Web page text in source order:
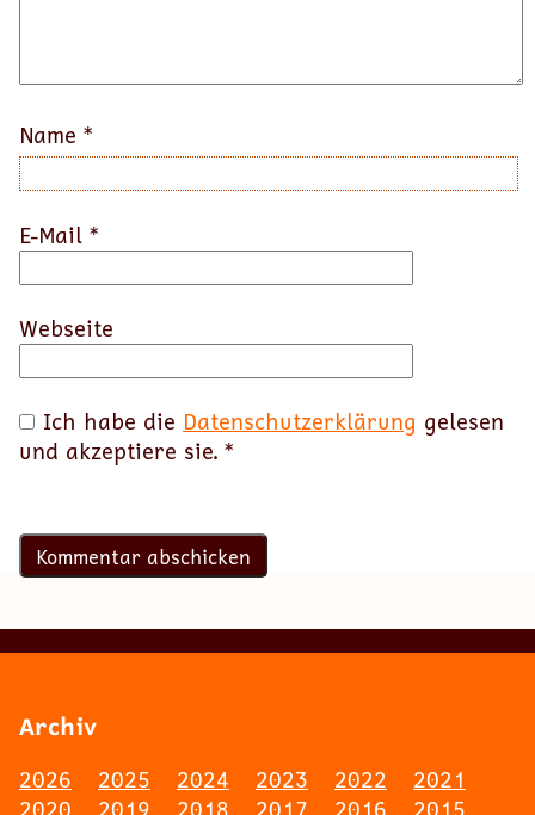
Name *
E-Mail *
Webseite
Ich habe die Datenschutzerklärung gelesen
und akzeptiere sie. *
Archiv
2026 2025 2024 2023 2022
2021